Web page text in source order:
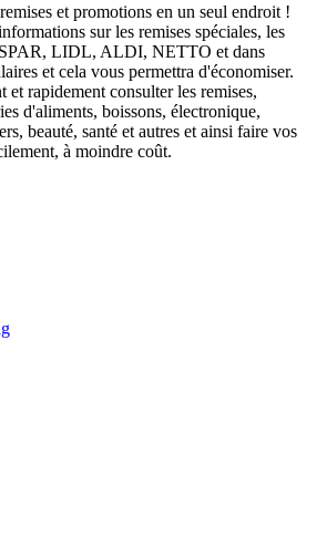
et promotions en un seul endroit !
sur les remises spéciales, les
SPAR, LIDL, ALDI, NETTO et dans
et cela vous permettra d'économiser.
et rapidement consulter les remises,
d'aliments, boissons, électronique,
beauté, santé et autres et ainsi faire vos
à moindre coût.